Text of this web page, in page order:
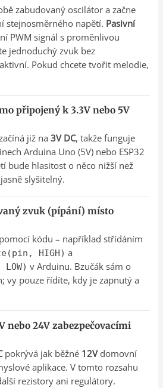
zabudovaný oscilátor a začne
stejnosměrného napětí. Pasivní
PWM signál s proměnlivou
jednoduchý zvuk bez
Pokud chcete tvořit melodie,
připojený k 3.3V nebo 5V
již na3V DC, takže funguje
Arduina Uno (5V) nebo ESP32
bude hlasitost o něco nižší než
slyšitelný.
zvuk (pípání) místo
kódu – například střídáním
HIGH) a
v Arduinu. Bzučák sám o
vy pouze řídíte, kdy je zapnutý a
nebo 24V zabezpečovacími
pokrývá jak běžné 12Vdomovní
aplikace. V tomto rozsahu
rezistory ani regulátory.